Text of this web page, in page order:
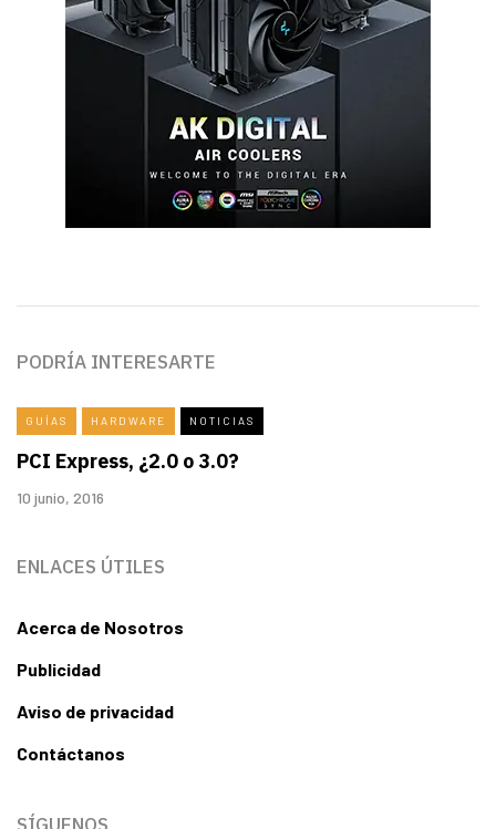
PODRÍA INTERESARTE
GUÍAS HARDWARE NOTICIAS
PCI Express, ¿2.0 o 3.0?
10 junio, 2016
ENLACES ÚTILES
Acerca de Nosotros
Publicidad
Aviso de privacidad
Contáctanos
SÍGUENOS